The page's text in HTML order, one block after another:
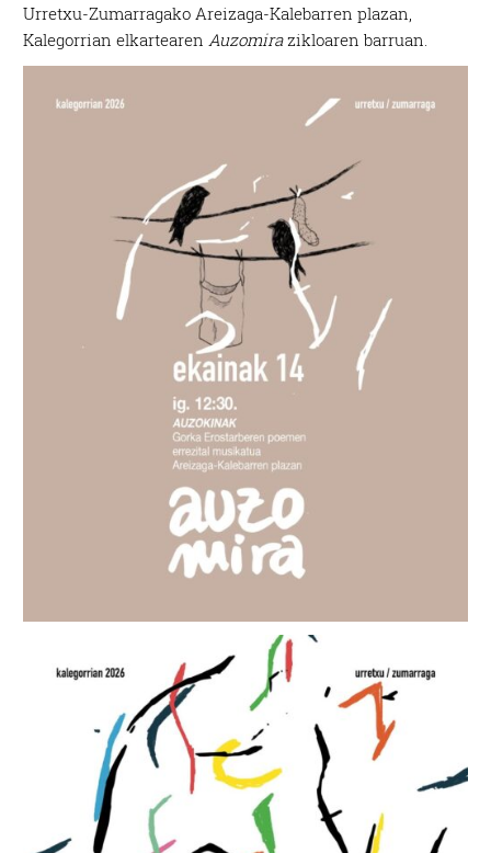
Urretxu-Zumarragako Areizaga-Kalebarren plazan,
Kalegorrian elkartearenAuzomirazikloaren barruan.